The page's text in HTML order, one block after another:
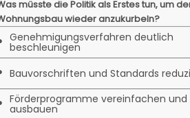
müsste die Politik als Erstes tun, um
wieder anzukurbeln?
Genehmigungsverfahren deutlich
beschleunigen
Bauvorschriften und Standards
Förderprogramme vereinfachen und
ausbauen